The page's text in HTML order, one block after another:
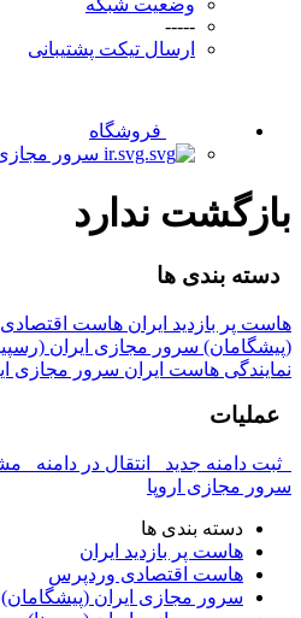
وضعیت شبکه
-----
ارسال تیکت پشتیبانی
فروشگاه
سرور مجازی
بازگشت ندارد
دسته بندی ها
هاست پر بازدید ایران هاست
(پیشگامان) سرور مجازی ایران
نمایندگی هاست ایران سرور مجازی
عملیات
ثبت دامنه جدید انتقال در دامنه
سرور مجازی اروپا
دسته بندی ها
هاست پر بازدید ایران
هاست اقتصادی وردپرس
سرور مجازی ایران (پیشگامان)